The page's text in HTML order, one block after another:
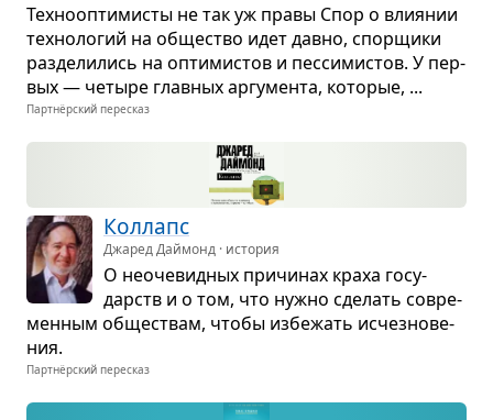
Тех­но­оп­ти­ми­сты не так уж правы Спор о вли­я­нии
тех­но­ло­гий на обще­ство идет давно, спор­щики
раз­де­ли­лись на опти­ми­стов и пес­си­ми­стов. У пер­
вых — четыре глав­ных аргу­мента, кото­рые, ...
Партнёрский пересказ
Кол­лапс
Джаред Даймонд · история
О неоче­вид­ных при­чи­нах краха госу­
дарств и о том, что нужно сде­лать совре­
мен­ным обще­ствам, чтобы избе­жать исчез­но­ве­
ния.
Партнёрский пересказ